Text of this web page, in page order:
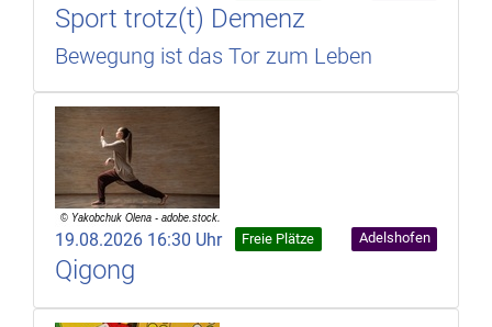
Sport trotz(t) Demenz
Bewegung ist das Tor zum Leben
19.08.2026 16:30 Uhr Freie Plätze Adelshofen
Qigong